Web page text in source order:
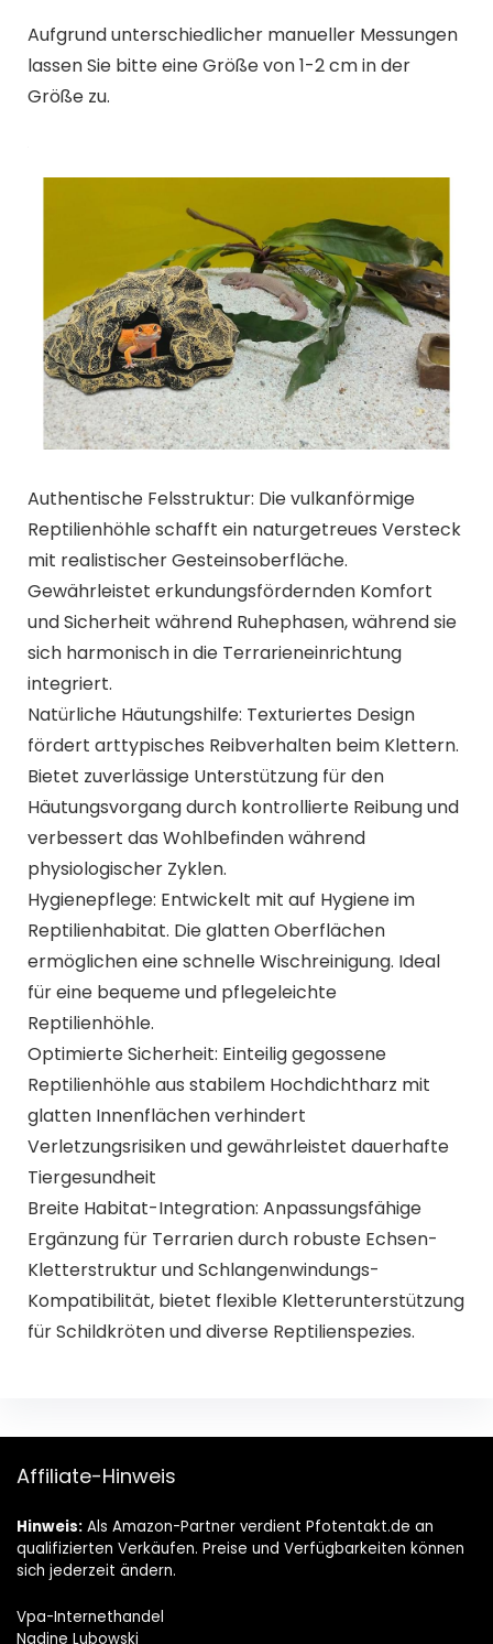
Aufgrund unterschiedlicher manueller Messungen
lassen Sie bitte eine Größe von 1-2 cm in der
Größe zu.
Authentische Felsstruktur: Die vulkanförmige
Reptilienhöhle schafft ein naturgetreues Versteck
mit realistischer Gesteinsoberfläche.
Gewährleistet erkundungsfördernden Komfort
und Sicherheit während Ruhephasen, während sie
sich harmonisch in die Terrarieneinrichtung
integriert.
Natürliche Häutungshilfe: Texturiertes Design
fördert arttypisches Reibverhalten beim Klettern.
Bietet zuverlässige Unterstützung für den
Häutungsvorgang durch kontrollierte Reibung und
verbessert das Wohlbefinden während
physiologischer Zyklen.
Hygienepflege: Entwickelt mit auf Hygiene im
Reptilienhabitat. Die glatten Oberflächen
ermöglichen eine schnelle Wischreinigung. Ideal
für eine bequeme und pflegeleichte
Reptilienhöhle.
Optimierte Sicherheit: Einteilig gegossene
Reptilienhöhle aus stabilem Hochdichtharz mit
glatten Innenflächen verhindert
Verletzungsrisiken und gewährleistet dauerhafte
Tiergesundheit
Breite Habitat-Integration: Anpassungsfähige
Ergänzung für Terrarien durch robuste Echsen-
Kletterstruktur und Schlangenwindungs-
Kompatibilität, bietet flexible Kletterunterstützung
für Schildkröten und diverse Reptilienspezies.
Affiliate-Hinweis
Hinweis: Als Amazon-Partner verdient Pfotentakt.de an
qualifizierten Verkäufen. Preise und Verfügbarkeiten können
sich jederzeit ändern.
Vpa-Internethandel
Nadine Lubowski